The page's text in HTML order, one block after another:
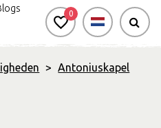
0
> Antoniuskapel